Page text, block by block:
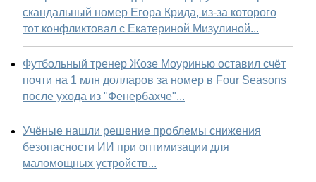
скандальный номер Егора Крида, из-за которого
тот конфликтовал с Екатериной Мизулиной...
Футбольный тренер Жозе Моуринью оставил счёт
почти на 1 млн долларов за номер в Four Seasons
после ухода из "Фенербахче"...
Учёные нашли решение проблемы снижения
безопасности ИИ при оптимизации для
маломощных устройств...